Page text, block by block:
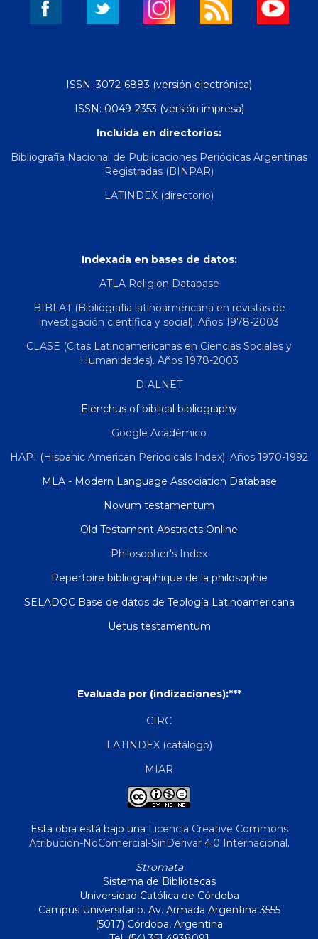
ISSN: 3072-6883 (versión electrónica)
ISSN: 0049-2353 (versión impresa)
Incluida en directorios:
Bibliografía Nacional de Publicaciones Periódicas Argentinas
Registradas (BINPAR)
LATINDEX (directorio)
Indexada en bases de datos:
ATLA Religion Database
BIBLAT (Bibliografía latinoamericana en revistas de
investigación científica y social). Años 1978-2003
CLASE (Citas Latinoamericanas en Ciencias Sociales y
Humanidades). Años 1978-2003
DIALNET
Elenchus of biblical bibliography
Google Académico
HAPI (Hispanic American Periodicals Index). Años 1970-1992
MLA - Modern Language Association Database
Novum testamentum
Old Testament Abstracts Online
Philosopher's Index
Repertoire bibliographique de la philosophie
SELADOC Base de datos de Teología Latinoamericana
Uetus testamentum
Evaluada por (indizaciones):***
CIRC
LATINDEX (catálogo)
MIAR
Esta obra está bajo una Licencia Creative Commons
Atribución-NoComercial-SinDerivar 4.0 Internacional.
Stromata
Sistema de Bibliotecas
Universidad Católica de Córdoba
Campus Universitario. Av. Armada Argentina 3555
(5017) Córdoba, Argentina